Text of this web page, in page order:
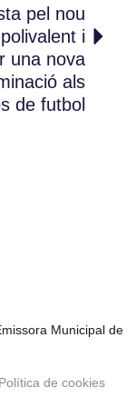
pel nou
i
una nova
als
de futbol
Municipal de
Política de cookies